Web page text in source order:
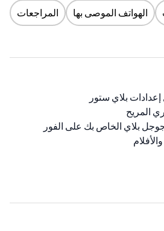
الهواتف الموصى بها المراجعات
بلاي ستور
المريح
بلاي الخاص بك على الفور
بقيمة ثابتة
الكثير من التطبيقات والألعاب
لمستخدمي أندرويد حيث يمكنك الاستمتاع